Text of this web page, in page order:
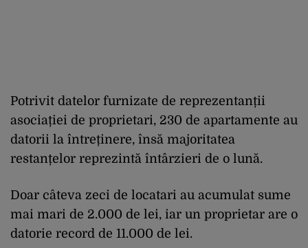
Potrivit datelor furnizate de reprezentanții
asociației de proprietari, 230 de apartamente au
datorii la întreținere, însă majoritatea
restanțelor reprezintă întârzieri de o lună.
Doar câteva zeci de locatari au acumulat sume
mai mari de 2.000 de lei, iar un proprietar are o
datorie record de 11.000 de lei.